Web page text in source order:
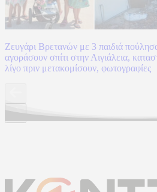
Ζευγάρι Βρετανών με 3 παιδιά
αγοράσουν σπίτι στην Αιγιάλεια,
λίγο πριν μετακομίσουν, φωτογραφίες